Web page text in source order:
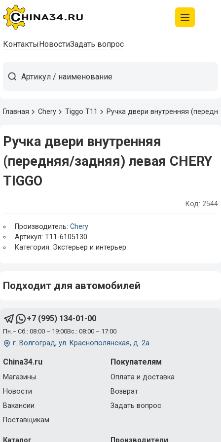
КонтактыНовостиЗадать вопрос
Главная Chery Tiggo T11 Ручка двери внутренняя
Ручка двери внутренняя
(передняя/задняя) левая CHERY
TIGGO
Код: 2544
Производитель: Chery
Артикул: T11-6105130
Категория: Экстерьер и интерьер
Подходит для автомобилей
+7 (995) 134-01-00
Пн.– Сб.: 08:00 – 19:00Вс.: 08:00 – 17:00
г. Волгоград, ул. Краснополянская, д. 2а
China34.ru
Магазины
Новости
Вакансии
Поставщикам
Покупателям
Оплата и доставка
Возврат
Задать вопрос
Каталог Производители